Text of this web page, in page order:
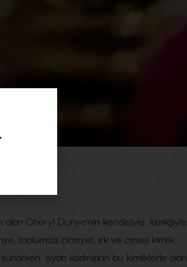
Cheryl Dunye’nin kendisiyle, kimliğiyle
toplumsal cinsiyet, ırk ve cinsel kimlik
siyah kadınların bu kimliklerle olan